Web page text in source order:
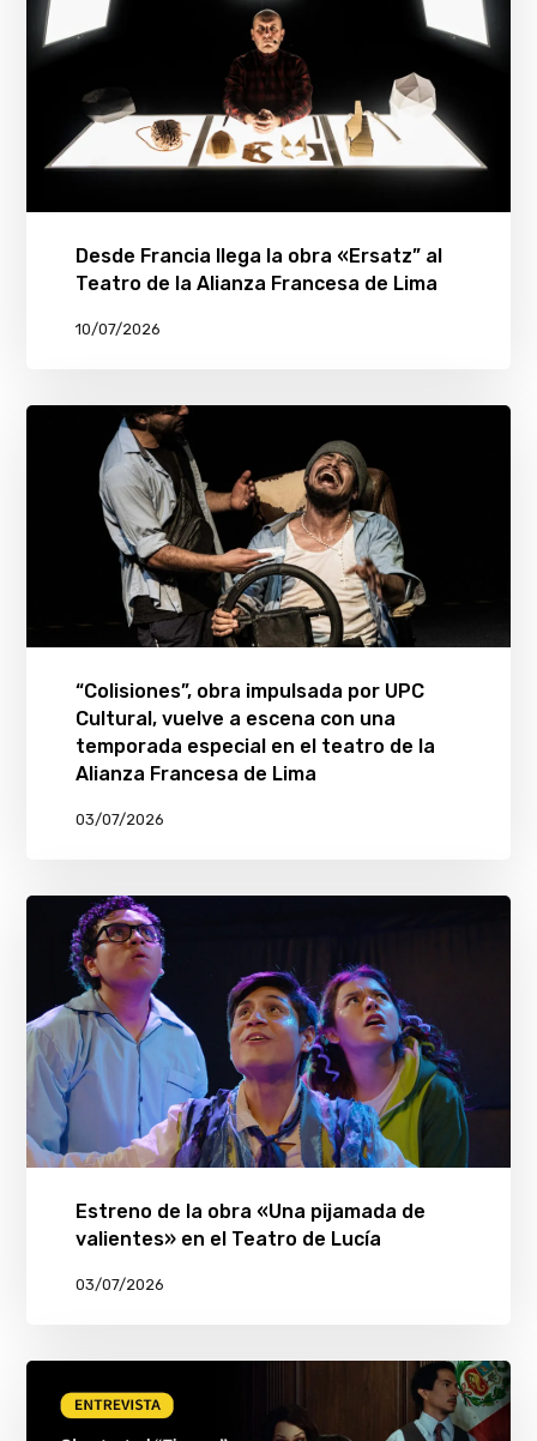
Desde Francia llega la obra «Ersatz” al
Teatro de la Alianza Francesa de Lima
10/07/2026
“Colisiones”, obra impulsada por UPC
Cultural, vuelve a escena con una
temporada especial en el teatro de la
Alianza Francesa de Lima
03/07/2026
Estreno de la obra «Una pijamada de
valientes» en el Teatro de Lucía
03/07/2026